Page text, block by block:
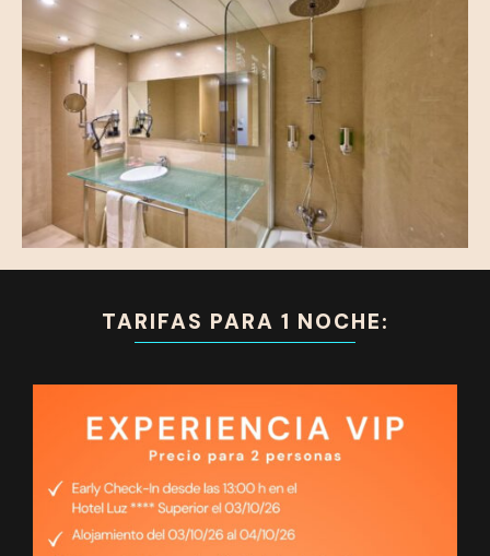
TARIFAS PARA 1 NOCHE: